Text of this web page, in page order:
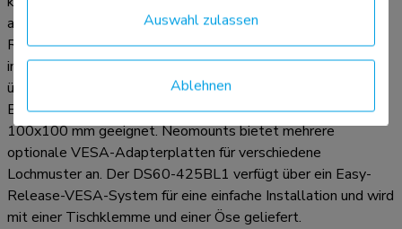
aufgestellt werden, was besser für die Augen ist und mehr
Raum für eine gute ergonomische Arbeitshaltung lässt. Das
intelligente interne Kabelmanagementsystem sorgt für eine
übersichtliche Kabelführung. Der DS60-425BL1 ist für
Bildschirme mit einem VESA-Lochbild von 75x75 oder
100x100 mm geeignet. Neomounts bietet mehrere
optionale VESA-Adapterplatten für verschiedene
Lochmuster an. Der DS60-425BL1 verfügt über ein Easy-
Release-VESA-System für eine einfache Installation und wird
mit einer Tischklemme und einer Öse geliefert.
Ablehnen
Auswahl zulassen